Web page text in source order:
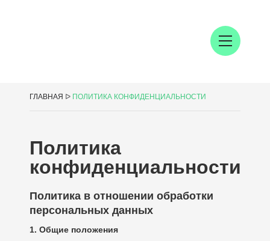
ГЛАВНАЯ ᐅ ПОЛИТИКА КОНФИДЕНЦИАЛЬНОСТИ
Политика
конфиденциальности
Политика в отношении обработки
персональных данных
1. Общие положения